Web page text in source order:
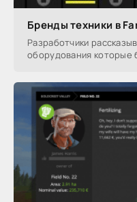
Бренды техники в
Разработчики
оборудования которые